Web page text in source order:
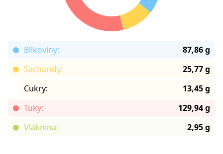
Bílkoviny:
87,86 g
Sacharidy:
25,77 g
Cukry:
13,45 g
Tuky:
129,94 g
Vláknina:
2,95 g